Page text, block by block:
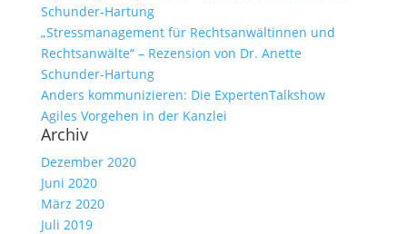
Schunder-Hartung
„Stressmanagement für Rechtsanwältinnen und
Rechtsanwälte“ – Rezension von Dr. Anette
Schunder-Hartung
Anders kommunizieren: Die ExpertenTalkshow
Agiles Vorgehen in der Kanzlei
Archiv
Dezember 2020
Juni 2020
März 2020
Juli 2019